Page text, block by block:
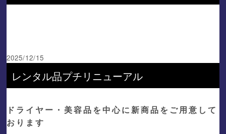
2025/12/15
レンタル品プチリニューアル
ドライヤー・美容品を中心に新商品をご用意して
おります